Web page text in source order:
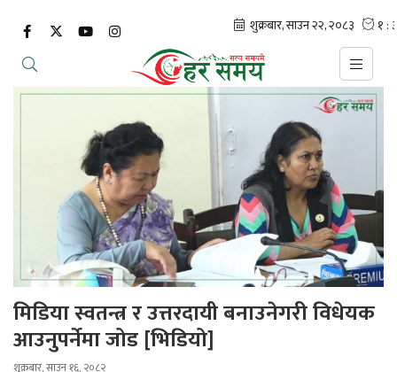
मिडिया स्वतन्त्र र उत्तरदायी बनाउनेगरी विधेयक
आउनुपर्नेमा जोड [भिडियो]
शुक्रबार, साउन १६, २०८२